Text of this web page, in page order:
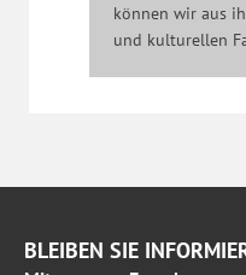
können wir aus
und kulturellen
BLEIBEN SIE